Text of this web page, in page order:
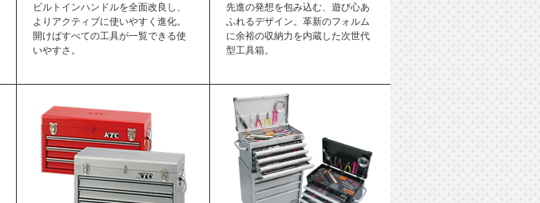
ビルトインハンドルを全面改良し、
よりアクティブに使いやすく進化。
開けばすべての工具が一覧できる使
いやすさ。
先進の発想を包み込む、遊び心あ
ふれるデザイン。革新のフォルム
に余裕の収納力を内蔵した次世代
型工具箱。